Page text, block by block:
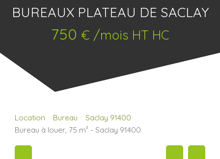
BUREAUX PLATEAU DE SACLAY
750 € /mois HT HC
Location Bureau
Saclay 91400
Bureau à louer, 75 m² - Saclay 91400